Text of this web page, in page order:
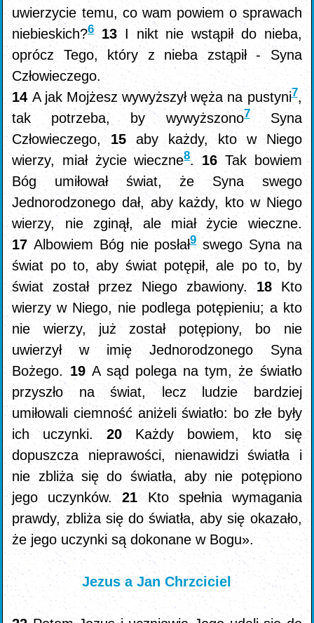
uwierzycie temu, co wam powiem o sprawach
niebieskich?6 13 I nikt nie wstąpił do nieba,
oprócz Tego, który z nieba zstąpił - Syna
Człowieczego.
14 A jak Mojżesz wywyższył węża na pustyni7,
tak potrzeba, by wywyższono7Syna
Człowieczego, 15aby każdy, kto w Niego
wierzy, miał życie wieczne8. 16 Tak bowiem
Bóg umiłował świat, że Syna swego
Jednorodzonego dał, aby każdy, kto w Niego
wierzy, nie zginął, ale miał życie wieczne.
17Albowiem Bóg nie posłał9swego Syna na
świat po to, aby świat potępił, ale po to, by
świat został przez Niego zbawiony.18 Kto
wierzy w Niego, nie podlega potępieniu; a kto
nie wierzy, już został potępiony, bo nie
uwierzył w imię Jednorodzonego Syna
Bożego. 19A sąd polega na tym, że światło
przyszło na świat, lecz ludzie bardziej
umiłowali ciemność aniżeli światło: bo złe były
ich uczynki.20 Każdy bowiem, kto się
dopuszcza nieprawości, nienawidzi światła i
nie zbliża się do światła, aby nie potępiono
jego uczynków.21 Kto spełnia wymagania
prawdy, zbliża się do światła, aby się okazało,
że jego uczynki są dokonane w Bogu».
Jezus a Jan Chrzciciel